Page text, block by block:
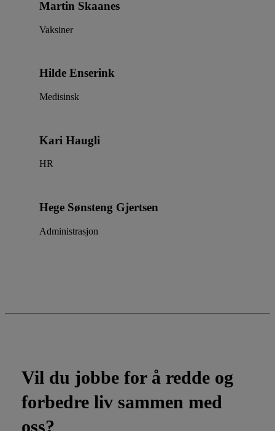
Martin Skaanes
Vaksiner
Hilde Enserink
Medisinsk
Kari Haugli
HR
Hege Sønsteng Gjertsen
Administrasjon
Vil du jobbe for å redde og
forbedre liv sammen med
oss?